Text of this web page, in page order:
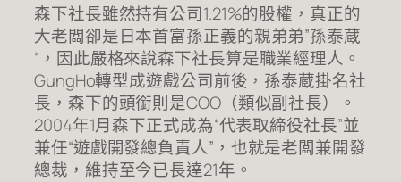
森下社長雖然持有公司1.21%的股權，真正的
大老闆卻是日本首富孫正義的親弟弟”孫泰蔵
“，因此嚴格來說森下社長算是職業經理人。
GungHo轉型成遊戲公司前後，孫泰蔵掛名社
長，森下的頭銜則是COO（類似副社長）。
2004年1月森下正式成為“代表取締役社長”並
兼任“遊戲開發總負責人”，也就是老闆兼開發
總裁，維持至今已長達21年。